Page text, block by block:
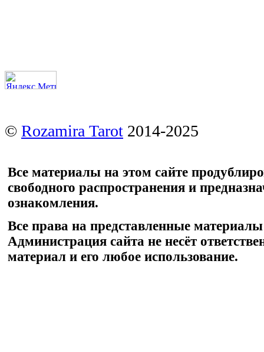
© Rozamira Tarot 2014-2025
Все материалы на этом сайте
свободного распространения и
ознакомления.
Все права на представленные
Администрация сайта не несёт
материал и его любое использование.